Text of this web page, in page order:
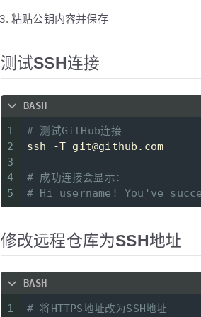
粘贴公钥内容并保存
测试SSH连接
BASH
1
2
3
4
5
# 测试GitHub连接
ssh -T git@github.com
# 成功连接会显示：
# Hi username! You've
修改远程仓库为SSH地址
BASH
1
# 将HTTPS地址改为SSH地址